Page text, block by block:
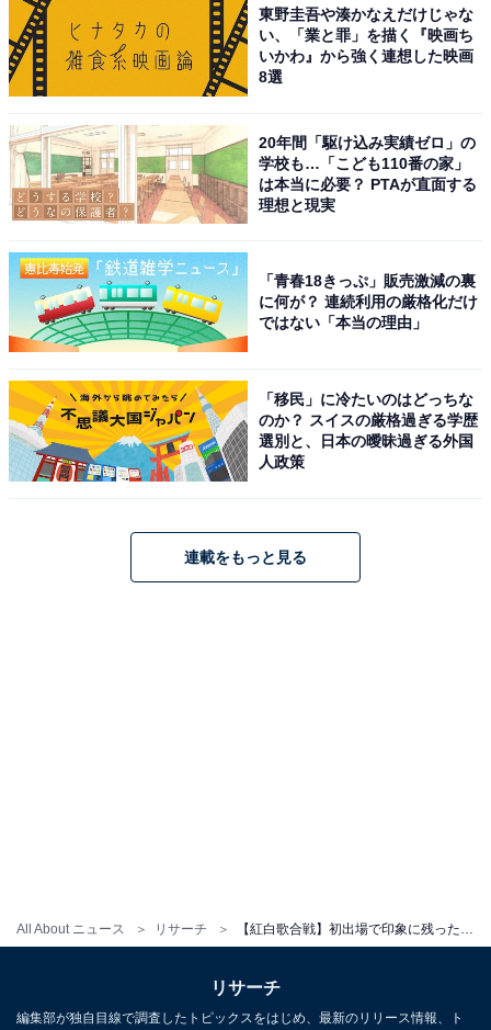
All About ニュース リサーチ
1位はちゃんみなさんでした。ちゃんみなさんは初出場
ながら、露出の多いド派手な衣装で登場。「SPメドレ
ー」を披露して、『NG』では男性ダンサーたちに抱えら
れながらパフォーマンスを行い大きな話題を生み出しま
した。
過激なステージを見せた後は、『SAD SONG』でHANA
れぞれと見つめ合いながら歌唱する感動的なコラボとな
りました。記念すべき『紅白歌合戦』のステージで、珍
しい師弟コラボを実現させ高い評価を得ています。
回答者からは、「師弟コンビでのパフォーマンスがよか
った」（20代女性／千葉県）、「衣装とパフォーマンス
※回答者コメントは原文ママです
この記事の執筆者： ゆるま 小林
東野圭吾や湊かなえだけじゃな
い、「業と罪」を描く『映画ち
いかわ』から強く連想した映画
8選
20年間「駆け込み実績ゼロ」の
学校も…「こども110番の家」
は本当に必要？ PTAが直面する
理想と現実
「青春18きっぷ」販売激減の裏
に何が？ 連続利用の厳格化だけ
ではない「本当の理由」
「移民」に冷たいのはどっちな
のか？ スイスの厳格過ぎる学歴
選別と、日本の曖昧過ぎる外国
人政策
連載をもっと見る
リサーチ
編集部が独自目線で調査したトピックスをはじめ、最新のリリース情報、ト